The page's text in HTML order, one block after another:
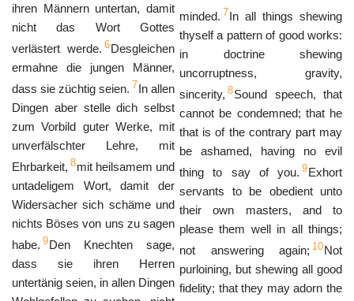
ihren Männern untertan, damit
nicht das Wort Gottes
verlästert werde. 6Desgleichen
ermahne die jungen Männer,
dass sie züchtig seien. 7In allen
Dingen aber stelle dich selbst
zum Vorbild guter Werke, mit
unverfälschter Lehre, mit
Ehrbarkeit, 8mit heilsamem und
untadeligem Wort, damit der
Widersacher sich schäme und
nichts Böses von uns zu sagen
habe. 9Den Knechten sage,
dass sie ihren Herren
untertänig seien, in allen Dingen
minded. 7In all things shewing
thyself a pattern of good works:
in doctrine shewing
uncorruptness, gravity,
sincerity, 8Sound speech, that
cannot be condemned; that he
that is of the contrary part may
be ashamed, having no evil
thing to say of you. 9Exhort
servants to be obedient unto
their own masters, and to
please them well in all things;
not answering again; 10Not
purloining, but shewing all good
fidelity; that they may adorn the